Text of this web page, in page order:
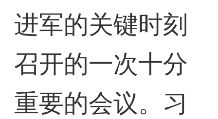
进军的关键时刻
召开的一次十分
重要的会议。习